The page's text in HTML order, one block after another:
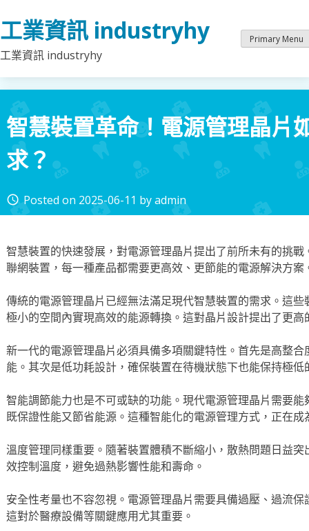
to
content
工業資訊 industryhy
工業資訊 industryhy
Primary Menu
智慧裝置革命！電源管理晶片
求？
access_time Posted on 2025-06-11 byadmin
智慧裝置的快速發展，對電源管理晶片提出了前所未有的挑
聯網裝置，每一種產品都需要更高效、更節能的電源解決方案
傳統的電源管理晶片已經無法滿足現代智慧裝置的需求。這
極小的空間內實現高效的能源轉換。這對晶片設計提出了更高
新一代的電源管理晶片必須具備多項關鍵特性。首先是高整
能。其次是低功耗設計，確保裝置在待機狀態下也能保持極低
智能調節能力也是不可或缺的功能。現代電源管理晶片需要
既保證性能又節省能源。這種智能化的電源管理方式，正在成
溫度管理同樣重要。隨著裝置體積不斷縮小，散熱問題日益
效控制溫度，避免過熱影響性能和壽命。
安全性考量也不容忽視。電源管理晶片需要具備過壓、過流
這對於醫療設備等關鍵應用尤其重要。